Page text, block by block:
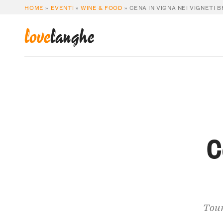
HOME » EVENTI »WINE & FOOD »CENA IN VIGNA NEI VIGNETI
lovelanghe